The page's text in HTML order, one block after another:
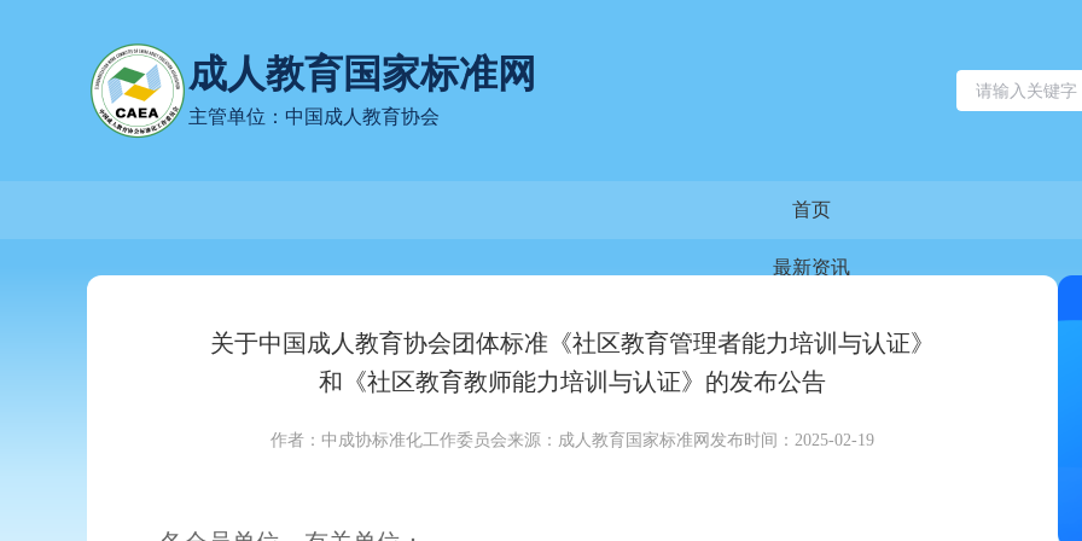
成人教育国家标准网
主管单位：中国成人教育协会
首页
最新资讯
智库团队
标准化工作
关于中国成人教育协会团体标准《社区教育管理者能力培训与认证》
和《社区教育教师能力培训与认证》的发布公告
作者：中成协标准化工作委员会来源：成人教育国家标准网 发布时间：2025-02-19